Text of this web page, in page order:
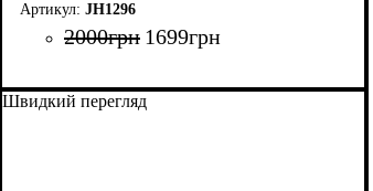
JH1296
2000грн 1699грн
Швидкий перегляд